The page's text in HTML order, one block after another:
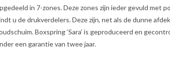
in 7-zones. Deze zones zijn ieder gevuld met
u de drukverdelers. Deze zijn, net als de dunne
Boxspring ‘Sara’ is geproduceerd en
een garantie van twee jaar.